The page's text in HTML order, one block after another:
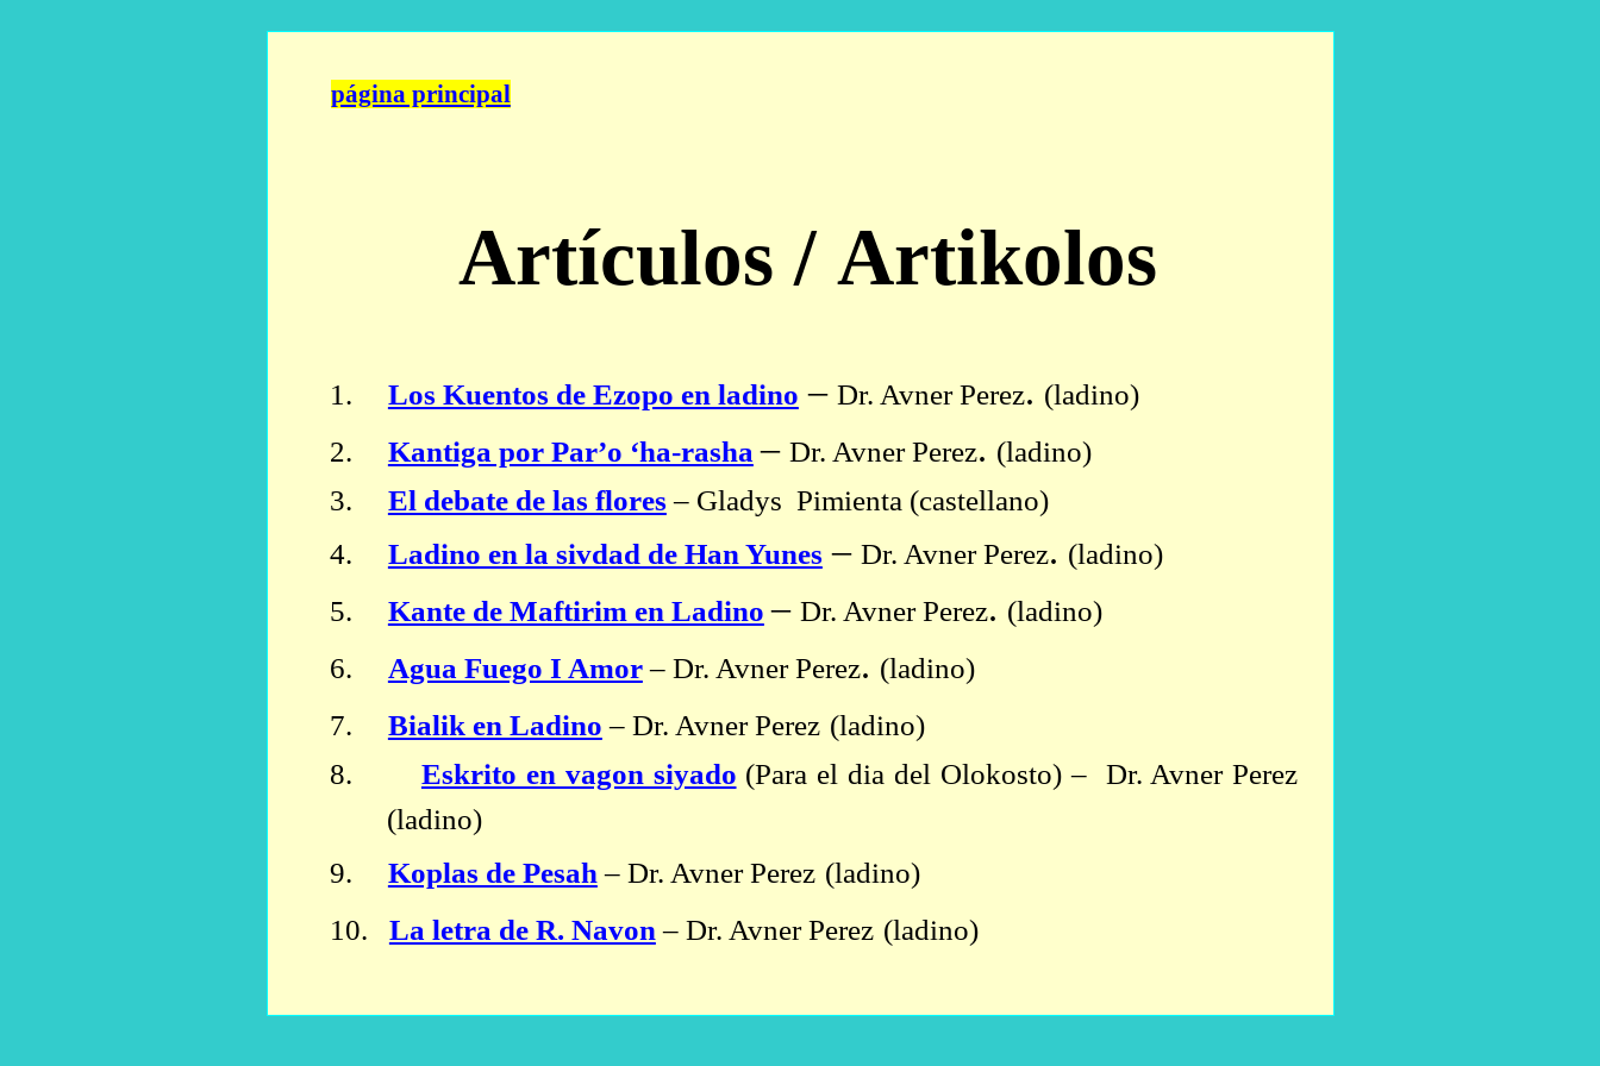
página principal
Artículos / Artikolos
1. Los Kuentos de Ezopo en ladino – Dr. Avner Perez. (ladino)
2.
Kantiga por Par’o ‘ha-rasha – Dr. Avner Perez. (ladino)
3.
El debate de las flores – Gladys Pimienta (castellano)
4.
Ladino en la sivdad de Han Yunes – Dr. Avner Perez. (ladino)
5.
Kante de Maftirim en Ladino – Dr. Avner Perez. (ladino)
6.
Agua Fuego I Amor– Dr. Avner Perez. (ladino)
7.
Bialik en Ladino – Dr. Avner Perez (ladino)
8.
Eskrito en vagon siyado (Para el dia del Olokosto) – Dr. Avner Perez
(ladino)
9.
Koplas de Pesah – Dr. Avner Perez (ladino)
10.
La letra de R. Navon – Dr. Avner Perez (ladino)